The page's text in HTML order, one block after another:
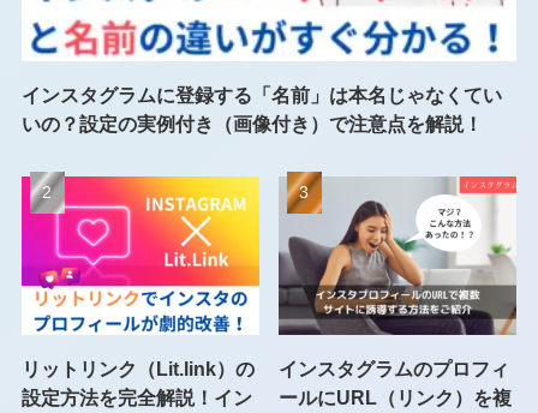
インスタグラムに登録する「名前」は本名じゃなくてい
いの？設定の実例付き（画像付き）で注意点を解説！
リットリンク（Lit.link）の
設定方法を完全解説！イン
インスタグラムのプロフィ
ールにURL（リンク）を複